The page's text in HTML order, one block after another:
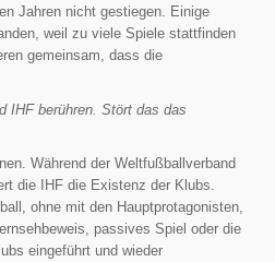
Jahren nicht gestiegen. Einige
weil zu viele Spiele stattfinden
gemeinsam, dass die
IHF berühren. Stört das das
Während der Weltfußball­verband
die IHF die Existenz der Klubs.
ohne mit den Hauptprotagonisten,
passives Spiel oder die
eingeführt und wieder